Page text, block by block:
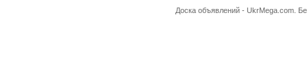
Доска объявлений - UkrMega.com.